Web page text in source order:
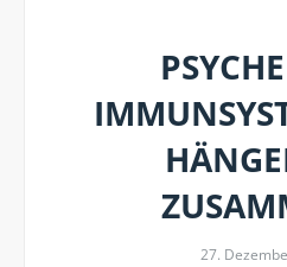
27.